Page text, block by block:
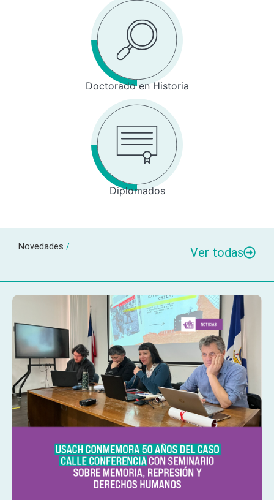
Doctorado en Historia
Diplomados
Novedades / Ver todas